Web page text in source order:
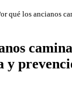
qué los ancianos
y